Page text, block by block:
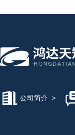
公司简介 >